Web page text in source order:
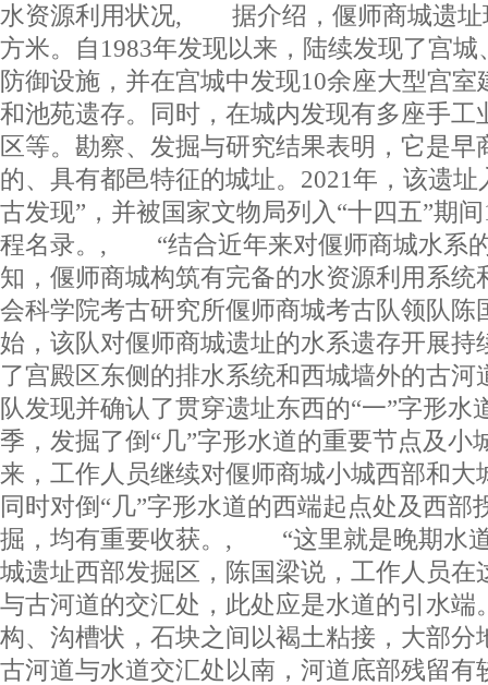
水资源利用状况, 据介绍，偃师商城遗址
方米。自1983年发现以来，陆续发现了宫
防御设施，并在宫城中发现10余座大型宫
和池苑遗存。同时，在城内发现有多座手工
区等。勘察、发掘与研究结果表明，它是早
的、具有都邑特征的城址。2021年，该遗
古发现”，并被国家文物局列入“十四五”期
程名录。, “结合近年来对偃师商城水系
知，偃师商城构筑有完备的水资源利用系统
会科学院考古研究所偃师商城考古队领队陈
始，该队对偃师商城遗址的水系遗存开展持
了宫殿区东侧的排水系统和西城墙外的古河
队发现并确认了贯穿遗址东西的“一”字形水
季，发掘了倒“几”字形水道的重要节点
来，工作人员继续对偃师商城小城西部和大
同时对倒“几”字形水道的西端起点处及西部
掘，均有重要收获。, “这里就是晚期水
城遗址西部发掘区，陈国梁说，工作人员在
与古河道的交汇处，此处应是水道的引水端
构、沟槽状，石块之间以褐土粘接，大
古河道与水道交汇处以南，河道底部残留有